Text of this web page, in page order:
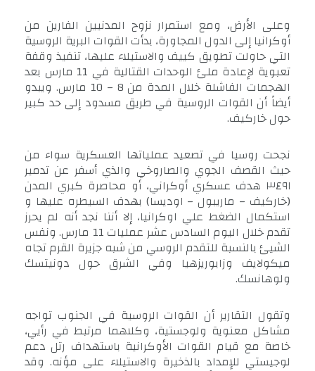
وعلى الأرض، ومع استمرار نزوح المدنيين الفارين من
أوكرانيا إلى الدول المجاورة، بدأت القوات البرية الروسية
التي حاولت تطويق كييف والاستيلاء عليها، تنفيذ وقفة
تعبوية لإعادة ملئ الوحدات القتالية في 11 مارس بعد
الهجمات الفاشلة خلال المدة من 8 – 10 مارس. ويبدو
أيضاً أن القوات الروسية في طريق مسدود إلى حد كبير
حول خاركيف.
نجحت روسيا في تصعيد عملياتها العسكرية سواء من
حيث القصف الجوي والصاروخي والذي أسفر عن تدمير
٣٤٩١ هدف عسكري أوكراني، أو محاصرة كبري المدن
(خاركيف – ماريبول – اوديسا) بهدف السيطره عليها و
استكمال الضغط علي اوكرانيا، إلا أننا نجد أنه لم يحرز
تقدم خلال اليوم السادس عشر عمليات 11 مارس. ونفس
الشيئ بالنسبة للتقدم الروسي من شبه جزيرة القرم تجاه
ميكولايف وزابوريزهيا وفي الشرق حول دونيتسك
ولوهانسك.
وتقول التقارير أن القوات الروسية في الجنوب تواجه
مشاكل معنوية ولوجستية، وكلاهما مرتبط في رأيي،
خاصة مع قيام القوات الأوكرانية باستهداف رتل دعم
لوجيستي للإمداد بالذخيرة والاستيلاء على مؤنه. وقد